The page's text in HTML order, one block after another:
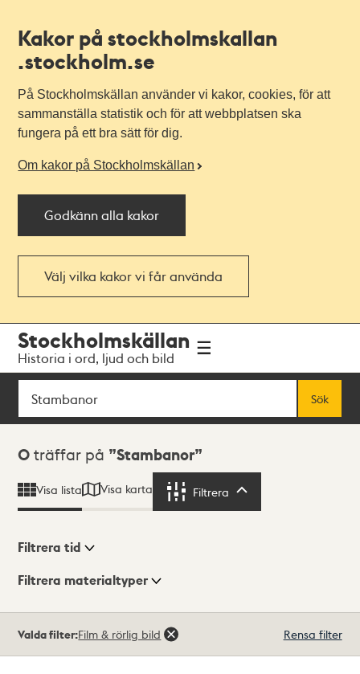
Kakor på stockholmskallan
.stockholm.se
På Stockholmskällan använder vi kakor, cookies, för att
sammanställa statistik och för att webbplatsen ska
fungera på ett bra sätt för dig.
Om kakor på Stockholmskällan
Godkänn alla kakor
Välj vilka kakor vi får använda
navigationen
huvudinnehållet
Stockholmskällan
Historia i ord, ljud och bild
Sök
Sök
Sökresultat
0 träffar på Stambanor
Visa lista Visa karta Filtrera
Visningsläge
Filtrera tid
Filtrera materialtyper
träffar
Valda filter:Film & rörlig bild Rensa filter